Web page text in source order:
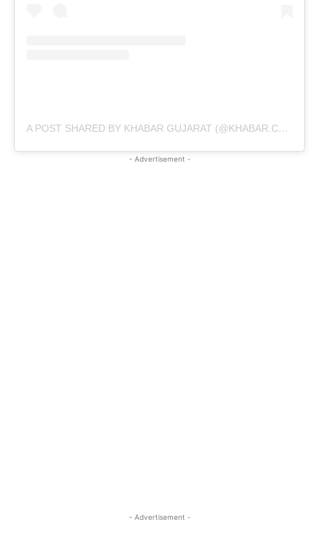
A POST SHARED BY KHABAR GUJARAT (@KHABAR.COMMUNICATION)
- Advertisement -
- Advertisement -